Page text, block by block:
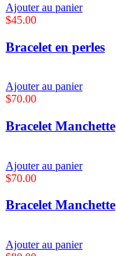
Ajouter au panier
$45.00
Bracelet en perles
Ajouter au panier
$70.00
Bracelet Manchette
Ajouter au panier
$70.00
Bracelet Manchette
Ajouter au panier